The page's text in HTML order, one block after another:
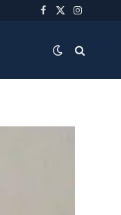
Facebook
X